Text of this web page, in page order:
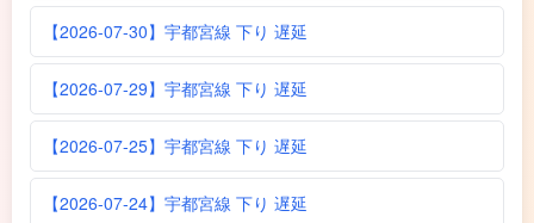
【2026-07-30】宇都宮線 下り 遅延
【2026-07-29】宇都宮線 下り 遅延
【2026-07-25】宇都宮線 下り 遅延
【2026-07-24】宇都宮線 下り 遅延